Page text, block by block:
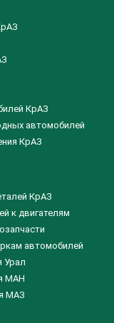
КрАЗ
автомобилей
КрАЗ
КрАЗ
к двигателям
автомобилей
Урал
МАН
МАЗ